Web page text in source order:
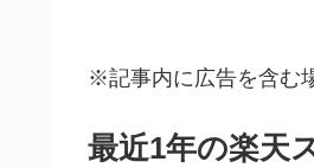
※記事内に広告を含む
最近1年の楽天